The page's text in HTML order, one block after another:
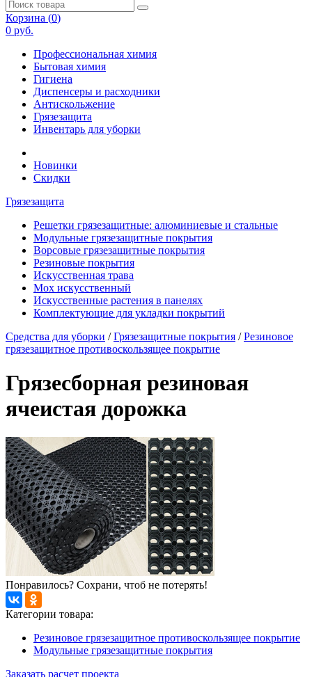
Корзина (0)
0 руб.
Профессиональная химия
Бытовая химия
Гигиена
Диспенсеры и расходники
Антискольжение
Грязезащита
Инвентарь для уборки
Новинки
Скидки
Грязезащита
Решетки грязезащитные: алюминиевые и стальные
Модульные грязезащитные покрытия
Ворсовые грязезащитные покрытия
Резиновые покрытия
Искусственная трава
Мох искусственный
Искусственные растения в панелях
Комплектующие для укладки покрытий
Средства для уборки /Грязезащитные покрытия /Резиновое
грязезащитное противоскользящее покрытие
Грязесборная резиновая
ячеистая дорожка
Понравилось? Сохрани, чтоб не потерять!
Категории товара:
Резиновое грязезащитное противоскользящее покрытие
Модульные грязезащитные покрытия
Заказать расчет проекта